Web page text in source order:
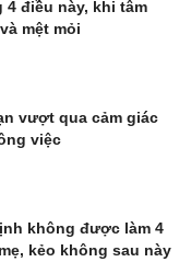
4 điều này, khi tâm
mệt mỏi
vượt qua cảm giác
việc
không được làm 4
kẻo không sau này